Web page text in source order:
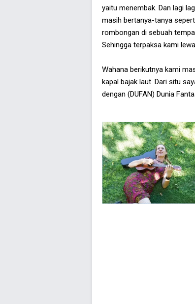
yaitu menembak. Dan lagi
masih bertanya-tanya
rombongan di sebuah
Sehingga terpaksa kami
Wahana berikutnya kami
kapal bajak laut. Dari situ
dengan (DUFAN) Dunia